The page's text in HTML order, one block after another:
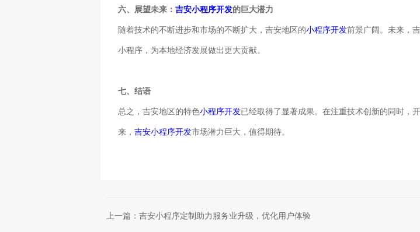
六、展望未来： 吉安小程序开发的巨大潜力
随着技术的不断进步和市场的不断扩大，吉安地区的小程序开发前景广阔。未来，
小程序，为本地经济发展做出更大贡献。
七、结语
总之，吉安地区的特色小程序开发已经取得了显著成果。在注重技术创新的同时，
来， 吉安小程序开发市场潜力巨大，值得期待。
上一篇：吉安小程序定制助力服务业升级，优化用户体验